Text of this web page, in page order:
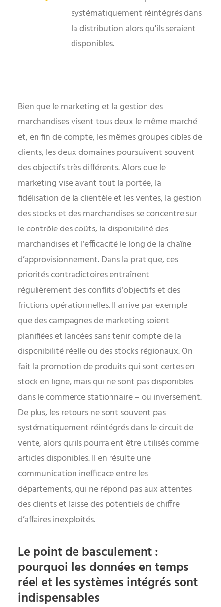
systématiquement réintégrés dans
la distribution alors qu'ils seraient
disponibles.
Bien que le marketing et la gestion des
marchandises visent tous deux le même marché
et, en fin de compte, les mêmes groupes cibles de
clients, les deux domaines poursuivent souvent
des objectifs très différents. Alors que le
marketing vise avant tout la portée, la
fidélisation de la clientèle et les ventes, la gestion
des stocks et des marchandises se concentre sur
le contrôle des coûts, la disponibilité des
marchandises et l’efficacité le long de la chaîne
d’approvisionnement. Dans la pratique, ces
priorités contradictoires entraînent
régulièrement des conflits d’objectifs et des
frictions opérationnelles. Il arrive par exemple
que des campagnes de marketing soient
planifiées et lancées sans tenir compte de la
disponibilité réelle ou des stocks régionaux. On
fait la promotion de produits qui sont certes en
stock en ligne, mais qui ne sont pas disponibles
dans le commerce stationnaire – ou inversement.
De plus, les retours ne sont souvent pas
systématiquement réintégrés dans le circuit de
vente, alors qu’ils pourraient être utilisés comme
articles disponibles. Il en résulte une
communication inefficace entre les
départements, qui ne répond pas aux attentes
des clients et laisse des potentiels de chiffre
d’affaires inexploités.
Le point de basculement :
pourquoi les données en temps
réel et les systèmes intégrés sont
indispensables